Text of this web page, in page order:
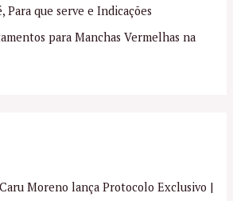
Para que serve e Indicações
para Manchas Vermelhas na
Moreno lança Protocolo Exclusivo |